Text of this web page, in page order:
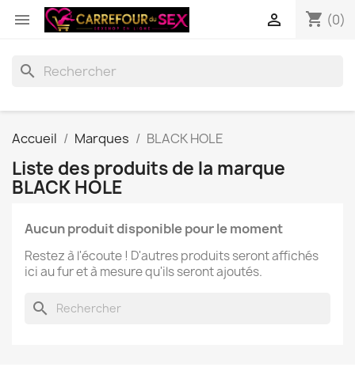
 shopping_cart (0)

search
Accueil Marques BLACK HOLE
Liste des produits de la marque
BLACK HOLE
Aucun produit disponible pour le moment
Restez à l'écoute ! D'autres produits seront affichés
ici au fur et à mesure qu'ils seront ajoutés.
search